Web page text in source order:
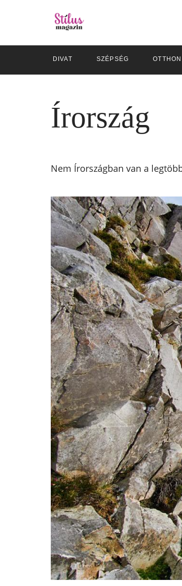
DIVAT SZÉPSÉG OTTHON
Írország
Nem Írországban van a